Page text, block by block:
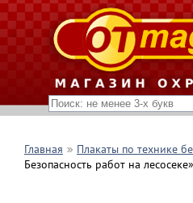
Главная Плакаты по технике
Безопасность работ на